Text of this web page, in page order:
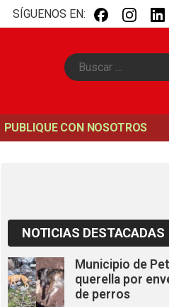
SÍGUENOS EN:
PUBLIQUE CON NOSOTROS
NOTICIAS DESTACADAS
Municipio de
querella por
de perros